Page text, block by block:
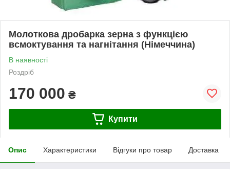
Молоткова дробарка зерна з функцією
всмоктування та нагнітання (Німеччина)
В наявності
Роздріб
170 000 ₴
Купити
Опис Характеристики Відгуки про товар Доставка